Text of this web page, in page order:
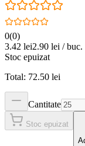
0(0)
3.42 lei2.90 lei / buc.
Stoc epuizat
Total: 72.50 lei
Cantitate
Stoc epuizat